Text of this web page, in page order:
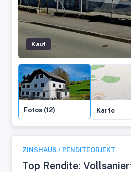
Kauf
Fotos (12) Karte
ZINSHAUS / RENDITEOBJEKT
Top Rendite: